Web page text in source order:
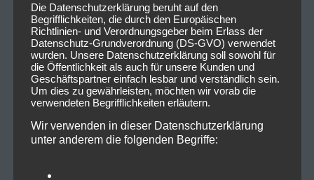
Die Datenschutzerklärung beruht auf den
Begrifflichkeiten, die durch den Europäischen
Richtlinien- und Verordnungsgeber beim Erlass der
Datenschutz-Grundverordnung (DS-GVO) verwendet
wurden. Unsere Datenschutzerklärung soll sowohl für
die Öffentlichkeit als auch für unsere Kunden und
Geschäftspartner einfach lesbar und verständlich sein.
Um dies zu gewährleisten, möchten wir vorab die
verwendeten Begrifflichkeiten erläutern.
Wir verwenden in dieser Datenschutzerklärung
unter anderem die folgenden Begriffe: